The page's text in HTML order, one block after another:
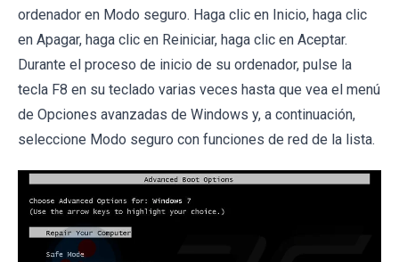
ordenador en Modo seguro. Haga clic en Inicio, haga clic
en Apagar, haga clic en Reiniciar, haga clic en Aceptar.
Durante el proceso de inicio de su ordenador, pulse la
tecla F8 en su teclado varias veces hasta que vea el menú
de Opciones avanzadas de Windows y, a continuación,
seleccione Modo seguro con funciones de red de la lista.